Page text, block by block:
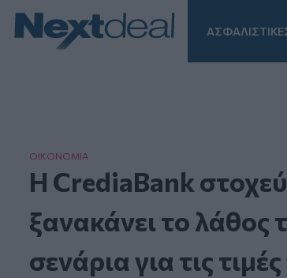
ΟΙΚΟΝΟΜΙΑ
Η CrediaBank
ξανακάνει το
σενάρια για τις